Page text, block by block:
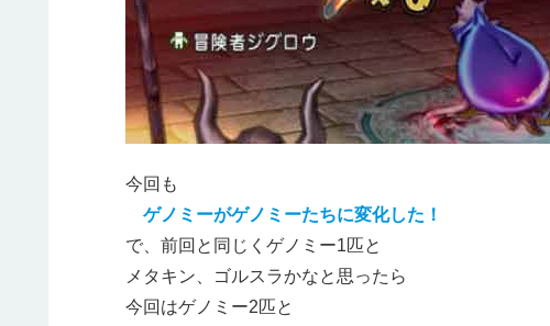
今回も
ゲノミーがゲノミーたちに変化した！
で、前回と同じくゲノミー1匹と
メタキン、ゴルスラかなと思ったら
今回はゲノミー2匹と